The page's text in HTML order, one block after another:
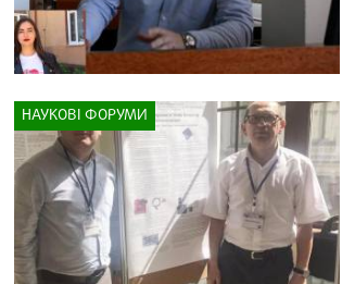
НАУКОВІ ФОРУМИ